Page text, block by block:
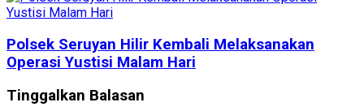
Polsek Seruyan Hilir Kembali Melaksanakan
Operasi Yustisi Malam Hari
Tinggalkan Balasan